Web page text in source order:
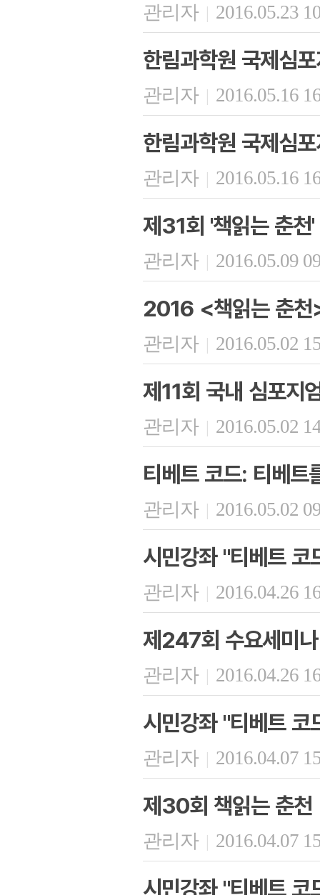
관리자 | 2016.05.23
한림과학원 국제심
관리자 | 2016.05.16
한림과학원 국제심
관리자 | 2016.05.16
제31회 '책읽는 춘천'
관리자 | 2016.05.09
2016 <책읽는 춘천
관리자 | 2016.05.02
제11회 국내 심포지
관리자 | 2016.05.02
티베트 코드: 티베
관리자 | 2016.05.02
시민강좌 "티베트
관리자 | 2016.04.26
제247회 수요세미나
관리자 | 2016.04.26
시민강좌 "티베트
관리자 | 2016.04.07
제30회 책읽는 춘천
관리자 | 2016.04.07
시민강좌 "티베트